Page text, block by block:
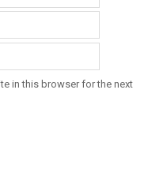
in this browser for the next